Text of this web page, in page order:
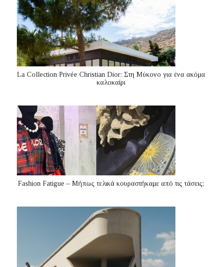
La Collection Privée Christian Dior: Στη Μύκονο για ένα ακόμα
καλοκαίρι
Fashion Fatigue – Μήπως τελικά κουραστήκαμε από τις τάσεις;